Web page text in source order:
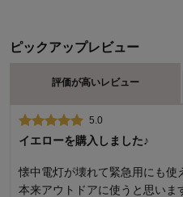
ピックアップレビュー
評価が高いレビュー
5.0
イエローを購入しました♪
懐中電灯が壊れて緊急用にも使
本来アウトドアに使うと思いま
1.0
結局壊れた
今年の3月にイエローとホワイ
トが不良品で返品交換して頂き